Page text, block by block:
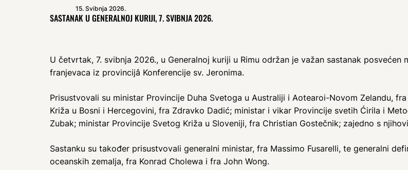
15. Svibnja 2026.
SASTANAK U GENERALNOJ KURIJI, 7. SVIBNJA 2026.
U četvrtak, 7. svibnja 2026., u Generalnoj kuriji u Rimu održan je važan sastanak posvećen
franjevaca iz provincijâ Konferencije sv. Jeronima.
Prisustvovali su ministar Provincije Duha Svetoga u Australiji i Aotearoi-Novom Zelandu,
Križa u Bosni i Hercegovini, fra Zdravko Dadić; ministar i vikar Provincije svetih Ćirila i
Zubak; ministar Provincije Svetog Križa u Sloveniji, fra Christian Gostečnik; zajedno s
Sastanku su također prisustvovali generalni ministar, fra Massimo Fusarelli, te generalni
oceanskih zemalja, fra Konrad Cholewa i fra John Wong.